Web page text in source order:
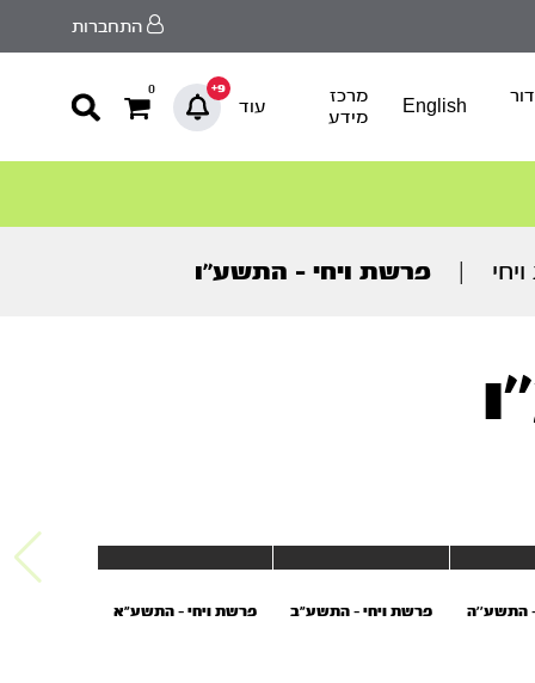
התחברות
English
מרכז
מידע
עוד
9+
0
פרשת ויחי – התשע’’ו
התשע’’ה פרשת ויחי - התשע"ב פרשת ויחי - התשע"א